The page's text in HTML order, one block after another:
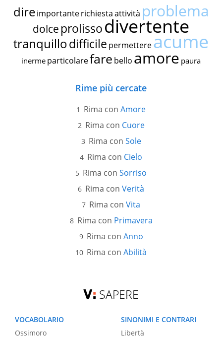
dire importante richiestaattività problema
dolce prolissodivertente
tranquillodifficile permettereacume
inerme particolarefare bello amore paura
Rime più cercate
Rima con Amore
Rima con Cuore
Rima con Sole
Rima con Cielo
Rima con Sorriso
Rima con Verità
Rima con Vita
Rima con Primavera
Rima con Anno
Rima con Abilità
SAPERE
VOCABOLARIO
Ossimoro
SINONIMI E CONTRARI
Libertà